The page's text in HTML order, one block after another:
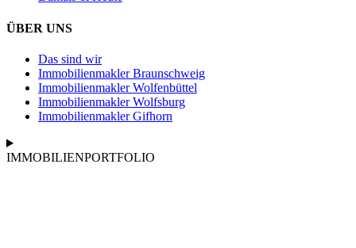
ÜBER UNS
Das sind wir
Immobilienmakler Braunschweig
Immobilienmakler Wolfenbüttel
Immobilienmakler Wolfsburg
Immobilienmakler Gifhorn
IMMOBILIENPORTFOLIO